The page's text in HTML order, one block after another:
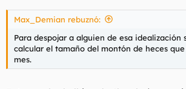
Max_Demian rebuznó:
Para despojar a alguien de esa idealización
calcular el tamaño del montón de heces
mes.